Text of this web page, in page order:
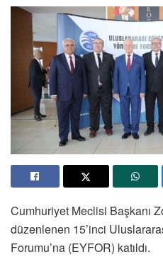
Cumhuriyet Meclisi Başkanı
düzenlenen 15’inci
Forumu’na (EYFOR) katıldı.